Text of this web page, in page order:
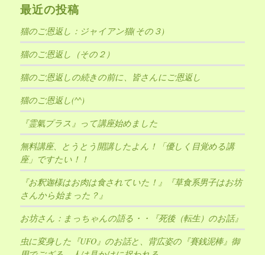
最近の投稿
猫のご恩返し：ジャイアン猫(その３)
猫のご恩返し（その２）
猫のご恩返しの続きの前に、皆さんにご恩返し
猫のご恩返し(^^)
『霊氣プラス』って講座始めました
無料講座、とうとう開講したよん！「優しく目覚める講
座」ですたい！！
『お釈迦様はお肉は食されていた！』『草食系男子はお坊
さんから始まった？』
お坊さん：まっちゃんの語る・・『死後（転生）のお話』
虫に変身した『UFO』のお話と、背広姿の『賽銭泥棒』御